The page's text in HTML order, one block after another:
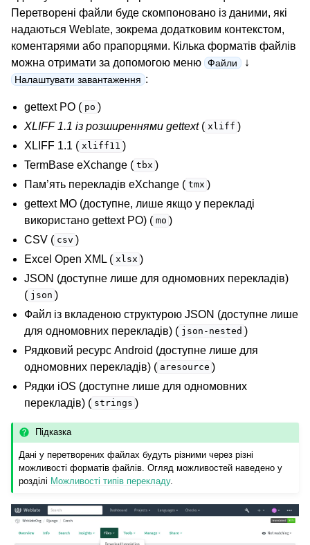
navigation of Настанови з налаштовування
Перетворені файли буде скомпоновано із даними, які
надаються Weblate, зокрема додатковим контекстом,
коментарями або прапорцями. Кілька форматів файлів
можна отримати за допомогою меню Файли ↓
Налаштувати завантаження :
gettext PO ( po )
XLIFF 1.1 із розширеннями gettext( xliff )
XLIFF 1.1 ( xliff11 )
TermBase eXchange ( tbx )
Пам’ять перекладів eXchange ( tmx )
gettext MO (доступне, лише якщо у перекладі
використано gettext PO) ( mo )
CSV ( csv )
Excel Open XML ( xlsx )
JSON (доступне лише для одномовних перекладів)
( json )
Файл із вкладеною структурою JSON (доступне лише
для одномовних перекладів) ( json-nested )
Рядковий ресурс Android (доступне лише для
одномовних перекладів) ( aresource )
Рядки iOS (доступне лише для одномовних
перекладів) ( strings )
Підказка
Дані у перетворених файлах будуть різними через різні
можливості форматів файлів. Огляд можливостей наведено у
розділі Можливості типів перекладу.